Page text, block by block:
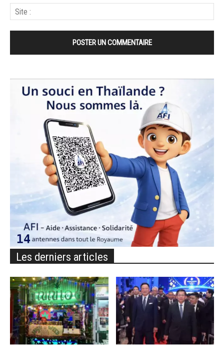
Les derniers articles